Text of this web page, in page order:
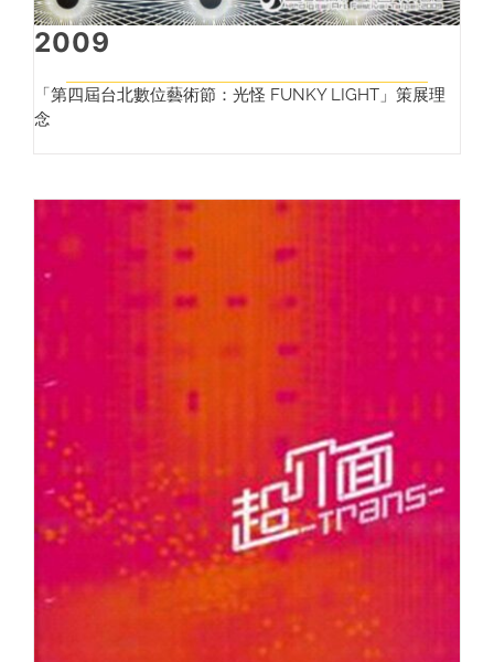
2009
「第四屆台北數位藝術節：光怪 FUNKY LIGHT」策展理
念